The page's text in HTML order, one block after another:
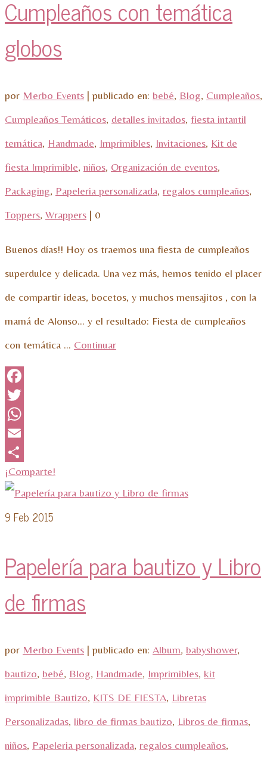
Cumpleaños con temática
globos
por Merbo Events | publicado en: bebé, Blog, Cumpleaños,
Cumpleaños Temáticos, detalles invitados, fiesta intantil
temática, Handmade, Imprimibles, Invitaciones, Kit de
fiesta Imprimible, niños, Organización de eventos,
Packaging, Papeleria personalizada, regalos cumpleaños,
Toppers, Wrappers | 0
Buenos días!! Hoy os traemos una fiesta de cumpleaños
superdulce y delicada. Una vez más, hemos tenido el placer
de compartir ideas, bocetos, y muchos mensajitos , con la
mamá de Alonso… y el resultado: Fiesta de cumpleaños
con temática … Continuar
Facebook
Twitter
WhatsApp
Email
¡Comparte!
9 Feb 2015
Papelería para bautizo y Libro
de firmas
por Merbo Events | publicado en: Album, babyshower,
bautizo, bebé, Blog, Handmade, Imprimibles, kit
imprimible Bautizo, KITS DE FIESTA, Libretas
Personalizadas, libro de firmas bautizo, Libros de firmas,
niños, Papeleria personalizada, regalos cumpleaños,